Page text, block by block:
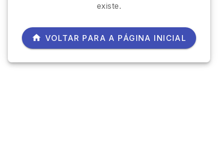
existe.
VOLTAR PARA A PÁGINA INICIAL